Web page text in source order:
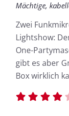
Mächtige,
Zwei
Lightshow:
One-
gibt es aber
Box wirklich